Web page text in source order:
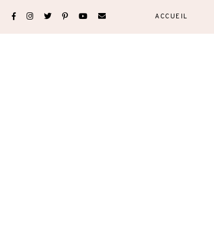
Skip
ACCUEIL